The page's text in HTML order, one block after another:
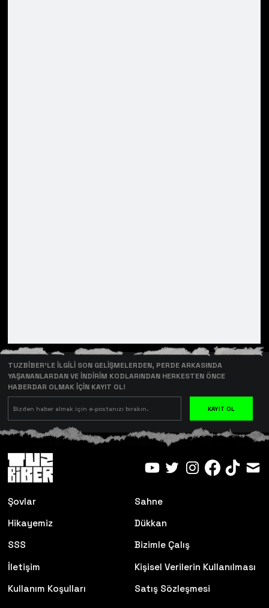
TUZBİBER’LE İLGİLİ SON GELİŞMELERDEN, PERDE ARKASINDA
YAŞANANLARDAN VE İNDİRİM KODLARINDAN HERKESTEN ÖNCE
HABERDAR OLMAK İÇİN KAYIT OL!
KAYIT OL
Şovlar
Sahne
Hikayemiz
Dükkan
SSS
Bizimle Çalış
İletişim
Kişisel Verilerin Kullanılması
Kullanım Koşulları
Satış Sözleşmesi